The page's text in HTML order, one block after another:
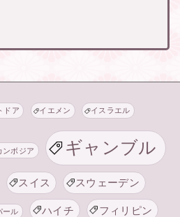
ドア イエメン イスラエル
ンボジア ギャンブル
スイス スウェーデン
ール ハイチ フィリピン